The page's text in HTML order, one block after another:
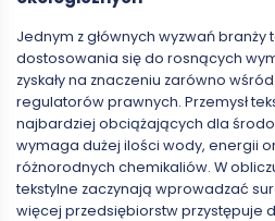
Jednym z głównych wyzwań branży
dostosowania się do rosnących
zyskały na znaczeniu zarówno
regulatorów prawnych. Przemysł
najbardziej obciążających dla
wymaga dużej ilości wody, energii
różnorodnych chemikaliów. W
tekstylne zaczynają wprowadzać
więcej przedsiębiorstw przystępuje